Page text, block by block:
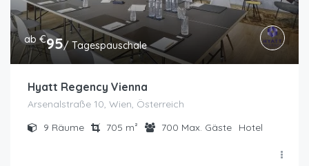
ab €95/ Tagespauschale
Hyatt Regency Vienna
Arsenalstraße 10, Wien, Österreich
9 Räume 705 m² 700 Max. Gäste Hotel